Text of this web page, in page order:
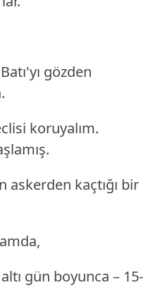
gözden
koruyalım.
askerden kaçtığı bir
gün boyunca – 15-